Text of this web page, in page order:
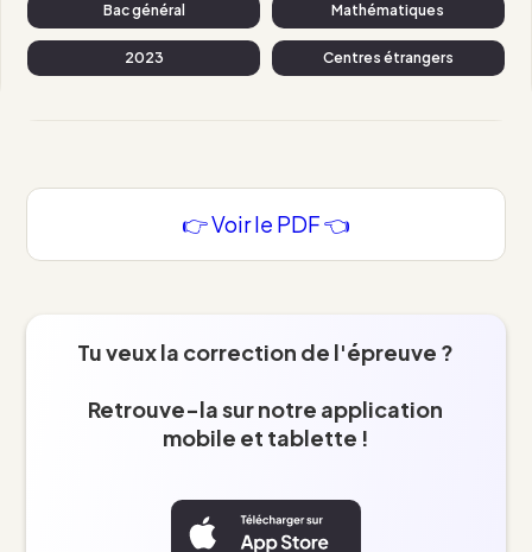
Bac général Mathématiques
2023 Centres étrangers
👉 Voir le PDF 👈
Tu veux la correction de l'épreuve ?
Retrouve-la sur notre application
mobile et tablette !